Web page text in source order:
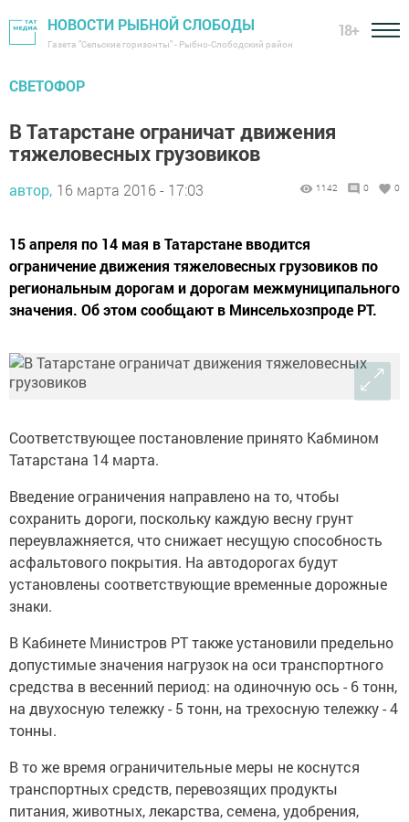
НОВОСТИ РЫБНОЙ СЛОБОДЫ
Газета "Сельские горизонты" - Рыбно-Слободский район
18+
СВЕТОФОР
В Татарстане ограничат движения
тяжеловесных грузовиков
автор, 16 марта 2016 - 17:03 1142 0 0
15 апреля по 14 мая в Татарстане вводится
ограничение движения тяжеловесных грузовиков по
региональным дорогам и дорогам межмуниципального
значения. Об этом сообщают в Минсельхозпроде РТ.
Соответствующее постановление принято Кабмином
Татарстана 14 марта.
Введение ограничения направлено на то, чтобы
сохранить дороги, поскольку каждую весну грунт
переувлажняется, что снижает несущую способность
асфальтового покрытия. На автодорогах будут
установлены соответствующие временные дорожные
знаки.
В Кабинете Министров РТ также установили предельно
допустимые значения нагрузок на оси транспортного
средства в весенний период: на одиночную ось - 6 тонн,
на двухосную тележку - 5 тонн, на трехосную тележку - 4
тонны.
В то же время ограничительные меры не коснутся
транспортных средств, перевозящих продукты
питания, животных, лекарства, семена, удобрения,